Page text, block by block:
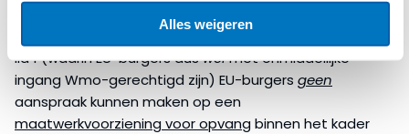
Alles weigeren
artikel 1.2.2 lid 2 Wmo. Hierin staat dat, in afwijking van
lid 1 (waarin EU-burgers duswelmet onmiddellijke
ingang Wmo-gerechtigd zijn) EU-burgers geen
aanspraak kunnen maken op een
maatwerkvoorziening voor opvang binnen het kader